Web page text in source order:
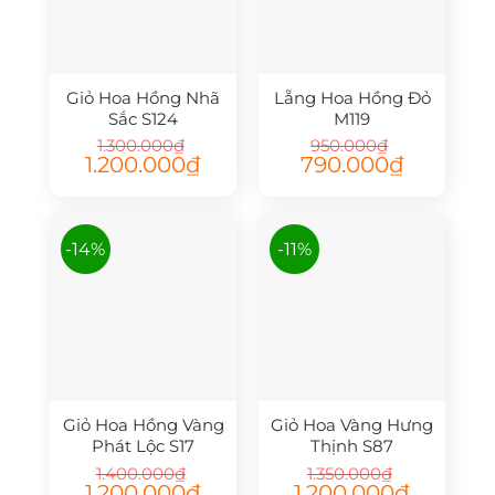
Giỏ Hoa Hồng Nhã
Sắc S124
1.300.000₫
Giá
gốc
1.200.000₫Giá
Lẵng Hoa Hồng Đỏ
M119
950.000₫
Giá
gốc
790.000₫Giá
-14%
Giỏ Hoa Hồng Vàng
Phát Lộc S17
1.400.000₫
Giá
Giá
-11%
Giỏ Hoa Vàng Hưng
Thịnh S87
1.350.000₫
Giá
Giá